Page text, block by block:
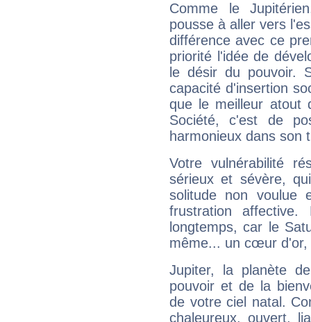
Comme le
pousse à aller vers
différence avec ce
priorité l'idée de
le désir du pouvoir.
capacité d'insertion
que le meilleur atout
Société, c'est de
harmonieux dans son
Votre vulnérabilité
sérieux et sévère,
solitude non voulue
frustration
longtemps, car le
même... un cœur d'or,
Jupiter, la planète
pouvoir et de la
de votre ciel natal.
chaleureux, ouvert,